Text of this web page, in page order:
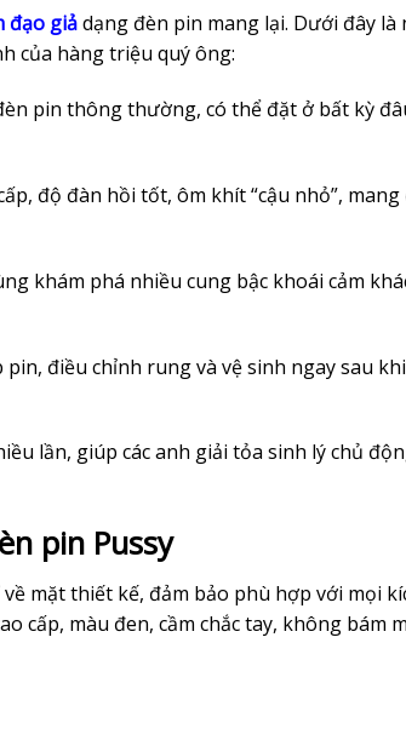
đạo giảdạng đèn pin mang lại. Dưới đây là
của hàng triệu quý ông:
pin thông thường, có thể đặt ở bất kỳ
độ đàn hồi tốt, ôm khít “cậu nhỏ”, mang
khám phá nhiều cung bậc khoái cảm
pin, điều chỉnh rung và vệ sinh ngay sau
lần, giúp các anh giải tỏa sinh lý chủ
pin Pussy
mặt thiết kế, đảm bảo phù hợp với mọi
cấp, màu đen, cầm chắc tay, không bám